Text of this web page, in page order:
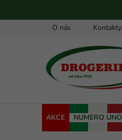
O nás Kontakty
AKCE NUMERO UNO